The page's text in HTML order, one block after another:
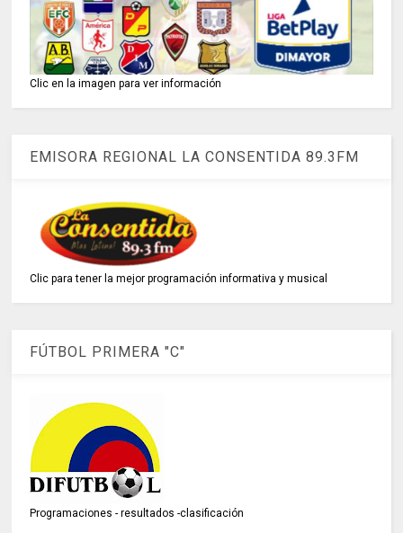
Clic en la imagen para ver información
EMISORA REGIONAL LA CONSENTIDA 89.3FM
Clic para tener la mejor programación informativa y musical
FÚTBOL PRIMERA "C"
Programaciones - resultados -clasificación